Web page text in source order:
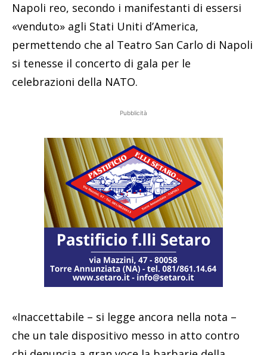
Napoli reo, secondo i manifestanti di essersi
«venduto» agli Stati Uniti d’America,
permettendo che al Teatro San Carlo di Napoli
si tenesse il concerto di gala per le
celebrazioni della NATO.
Pubblicità
«Inaccettabile – si legge ancora nella nota –
che un tale dispositivo messo in atto contro